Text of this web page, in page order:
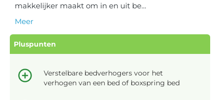
makkelijker maakt om in en uit be…
Meer
Pluspunten
Verstelbare bedverhogers voor het
verhogen van een bed of boxspring bed